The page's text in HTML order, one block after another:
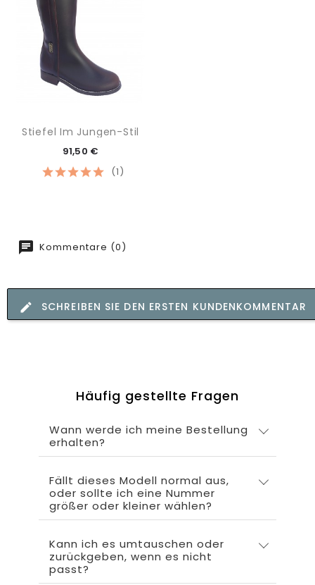
(1)
Stiefel Im Jungen-Stil
91,50 €
Kommentare (0)
SCHREIBEN SIE DEN ERSTEN KUNDENKOMMENTAR
Häufig gestellte Fragen
Wann werde ich meine Bestellung
erhalten?
Fällt dieses Modell normal aus,
oder sollte ich eine Nummer
größer oder kleiner wählen?
Kann ich es umtauschen oder
zurückgeben, wenn es nicht
passt?